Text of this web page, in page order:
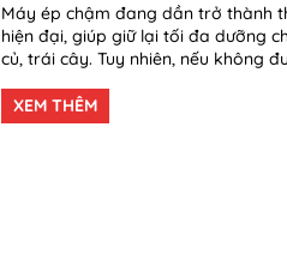
Máy ép chậm đang dần trở thành
hiện đại, giúp giữ lại tối đa dưỡng
củ, trái cây. Tuy nhiên, nếu không
XEM THÊM